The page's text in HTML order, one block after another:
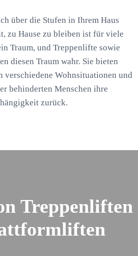
über die Stufen in Ihrem Haus
zu Hause zu bleiben ist für viele
Traum, und Treppenlifte sowie
diesen Traum wahr. Sie bieten
verschiedene Wohnsituationen und
behinderten Menschen ihre
zurück.
Treppenliften